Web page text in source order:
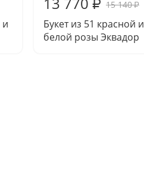
и
15 140₽
Букет из 51 красной и
белой розы Эквадор